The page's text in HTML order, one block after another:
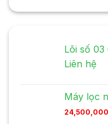
Lõi số 03
Liên hệ
Máy lọc
24,500,000